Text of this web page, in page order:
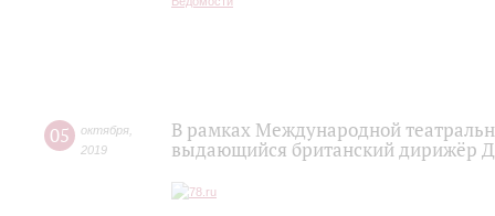
05 октября
2019
В рамках Международной
выдающийся британский дирижёр